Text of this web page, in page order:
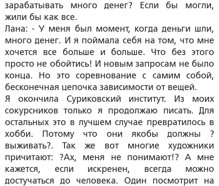
зарабатывать много денег? Если бы могли,
жили бы как все.
Лана: - У меня был момент, когда деньги шли,
много денег. И я поймала себя на том, что мне
хочется все больше и больше. Что без этого
просто не обойтись! И новым запросам не было
конца. Но это соревнование с самим собой,
бесконечная цепочка зависимости от вещей.
Я окончила Суриковский институт. Из моих
сокурсников только я продолжаю писать. Для
остальных это в лучшем случае превратилось в
хобби. Потому что они якобы должны ?
выживать?. Так же вот многие художники
причитают: ?Ах, меня не понимают!? А мне
кажется, если искренен, всегда можно
достучаться до человека. Один посмотрит на